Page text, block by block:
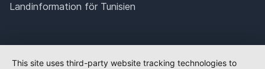
Landinformation för Tunisien
This site uses third-party website tracking technologies to